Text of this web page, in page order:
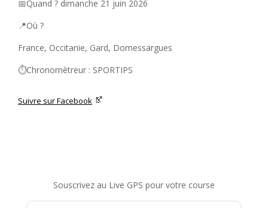
📅Quand ? dimanche 21 juin 2026
📍Où ?
France, Occitanie, Gard, Domessargues
⏱️Chronomètreur : SPORTIPS
Suivre sur Facebook
Souscrivez au Live GPS pour votre course